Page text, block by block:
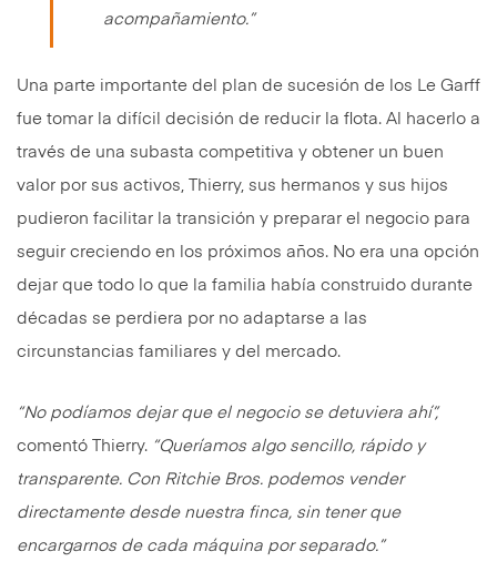
acompañamiento.”
Una parte importante del plan de sucesión de los Le Garff
fue tomar la difícil decisión de reducir la flota. Al hacerlo a
través de una subasta competitiva y obtener un buen
valor por sus activos, Thierry, sus hermanos y sus hijos
pudieron facilitar la transición y preparar el negocio para
seguir creciendo en los próximos años. No era una opción
dejar que todo lo que la familia había construido durante
décadas se perdiera por no adaptarse a las
circunstancias familiares y del mercado.
“No podíamos dejar que el negocio se detuviera ahí”,
comentó Thierry. “Queríamos algo sencillo, rápido y
transparente. Con Ritchie Bros. podemos vender
directamente desde nuestra finca, sin tener que
encargarnos de cada máquina por separado.”